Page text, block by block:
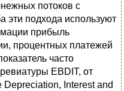
потоков с
эти подхода используют
прибыль
процентных платежей
часто
EBDIT, от
Depreciation, Interest and